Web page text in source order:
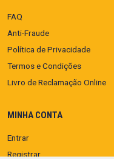
FAQ
Anti-Fraude
Política de Privacidade
Termos e Condições
Livro de Reclamação Online
MINHA CONTA
Entrar
Registrar